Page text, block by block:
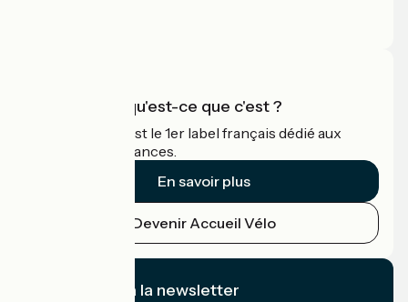
Accueil Vélo qu'est-ce que c'est ?
Accueil Vélo c'est le 1er label français dédié aux
cyclistes en vacances.
En savoir plus
Devenir Accueil Vélo
Je m'abonne à la newsletter